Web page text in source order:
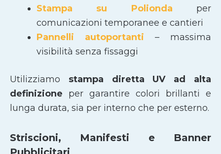
Stampa su Polionda per
comunicazioni temporanee e cantieri
Pannelli autoportanti – massima
visibilità senza fissaggi
Utilizziamo stampa diretta UV ad alta
definizione per garantire colori brillanti e
lunga durata, sia per interno che per esterno.
Striscioni, Manifesti e Banner